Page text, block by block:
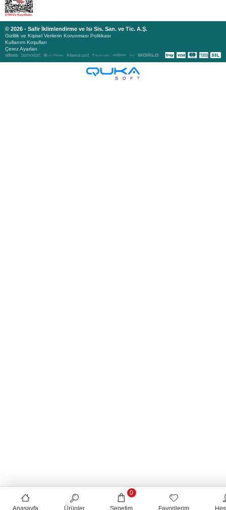
© 2026 - Safir İklimlendirme ve Isı Sis. San. ve Tic. A.Ş.
Gizlilik ve Kişisel Verilerin Korunması Politikası
Kullanım Koşulları
Çerez Ayarları
Anasayfa Ürünler Sepetim
0
Favorilerim